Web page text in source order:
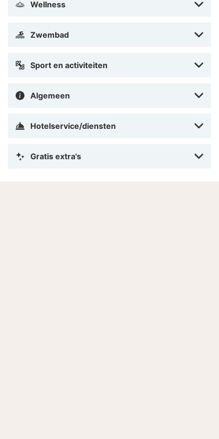
shoppen in het Belgische Maasmechelen of ontdek
de Dom van Aken en bezichtig de moderne kunst in het
Wellness
Zwembad
Sport en activiteiten
Algemeen
Hotelservice/diensten
Gratis extra's